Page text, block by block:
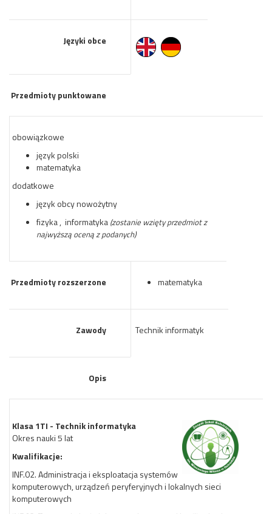
Języki obce
Przedmioty punktowane
obowiązkowe
język polski
matematyka
dodatkowe
język obcy nowożytny
fizyka , informatyka (zostanie wzięty przedmiot z
najwyższą oceną z podanych)
Przedmioty rozszerzone matematyka
Zawody Technik informatyk
Opis
Klasa 1TI - Technik informatyka
Okres nauki 5 lat
Kwalifikacje:
INF.02. Administracja i eksploatacja systemów
komputerowych, urządzeń peryferyjnych i lokalnych sieci
komputerowych